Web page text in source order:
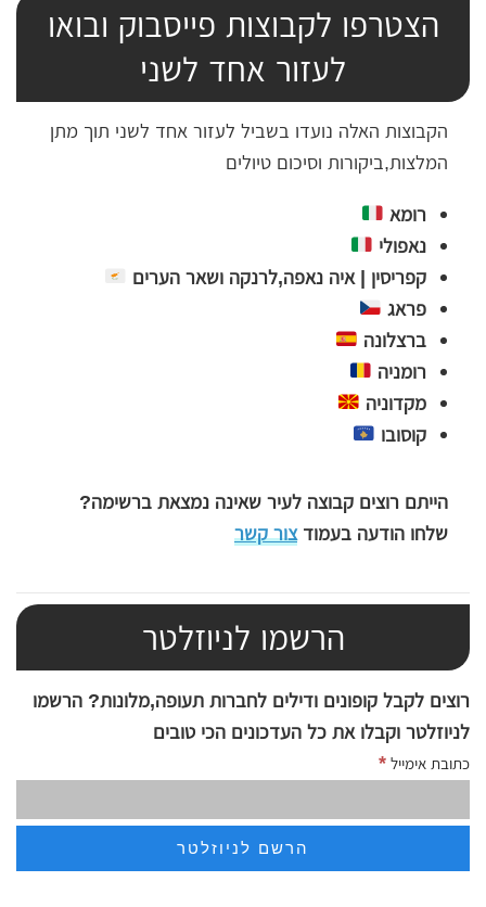
הצטרפו לקבוצות פייסבוק ובואו
לעזור אחד לשני
הקבוצות האלה נועדו בשביל לעזור אחד לשני תוך מתן
המלצות,ביקורות וסיכום טיולים
רומא
נאפולי
קפריסין | איה נאפה,לרנקה ושאר הערים
פראג
ברצלונה
רומניה
מקדוניה
קוסובו
הייתם רוצים קבוצה לעיר שאינה נמצאת ברשימה?
שלחו הודעה בעמודצור קשר
הרשמו לניוזלטר
רוצים לקבל קופונים ודילים לחברות תעופה,מלונות? הרשמו
לניוזלטר וקבלו את כל העדכונים הכי טובים
כתובת אימייל *